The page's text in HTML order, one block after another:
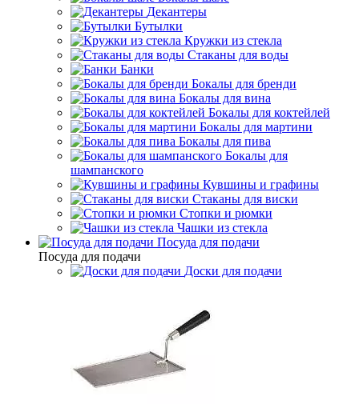
Декантеры
Бутылки
Кружки из стекла
Стаканы для воды
Банки
Бокалы для бренди
Бокалы для вина
Бокалы для коктейлей
Бокалы для мартини
Бокалы для пива
Бокалы для
шампанского
Кувшины и графины
Стаканы для виски
Стопки и рюмки
Чашки из стекла
Посуда для подачи
Посуда для подачи
Доски для подачи